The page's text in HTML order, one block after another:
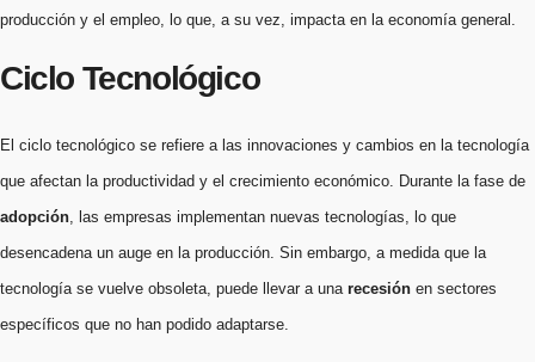
producción y el empleo, lo que, a su vez, impacta en la economía general.
Ciclo Tecnológico
El ciclo tecnológico se refiere a las innovaciones y cambios en la tecnología
que afectan la productividad y el crecimiento económico. Durante la fase de
adopción , las empresas implementan nuevas tecnologías, lo que
desencadena un auge en la producción. Sin embargo, a medida que la
tecnología se vuelve obsoleta, puede llevar a una recesión en sectores
específicos que no han podido adaptarse.